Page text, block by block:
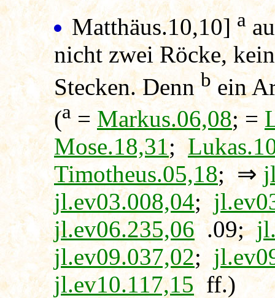
Matthäus.10,10] a
nicht zwei Röcke,
Stecken. Dennbein
(a =Markus.06,08; =
Mose.18,31;
Timotheus.05,18; ⇒
jl.ev03.008,04;
jl.ev06.235,06.09;
jl.ev09.037,02;
jl.ev10.117,15 ff.)